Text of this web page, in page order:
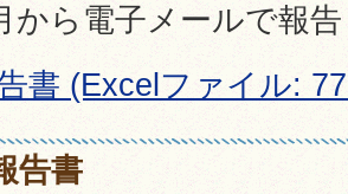
から電子メールで報
書 (Excelファイル:
告書